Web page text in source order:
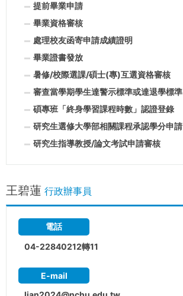
提前畢業申請
畢業資格審核
處理校友函寄申請成績證明
畢業證書發放
暑修/校際選課/碩士(專)互選資格審核
審查當學期學生達警示標準或達退學標準
碩專班「終身學習課程時數」認證登錄
研究生選修大學部相關課程承認學分申請
研究生指導教授/論文考試申請審核
王碧蓮 行政辦事員
電話
04-22840212轉11
E-mail